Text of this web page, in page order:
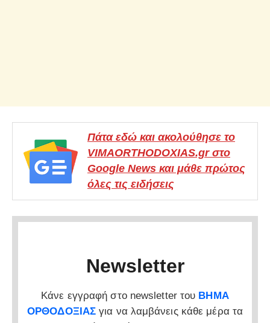
Πάτα εδώ και ακολούθησε το
VIMAORTHODOXIAS.gr στο
Google News και μάθε πρώτος
όλες τις ειδήσεις
Newsletter
Κάνε εγγραφή στο newsletter του ΒΗΜΑ
ΟΡΘΟΔΟΞΙΑΣ για να λαμβάνεις κάθε μέρα τα